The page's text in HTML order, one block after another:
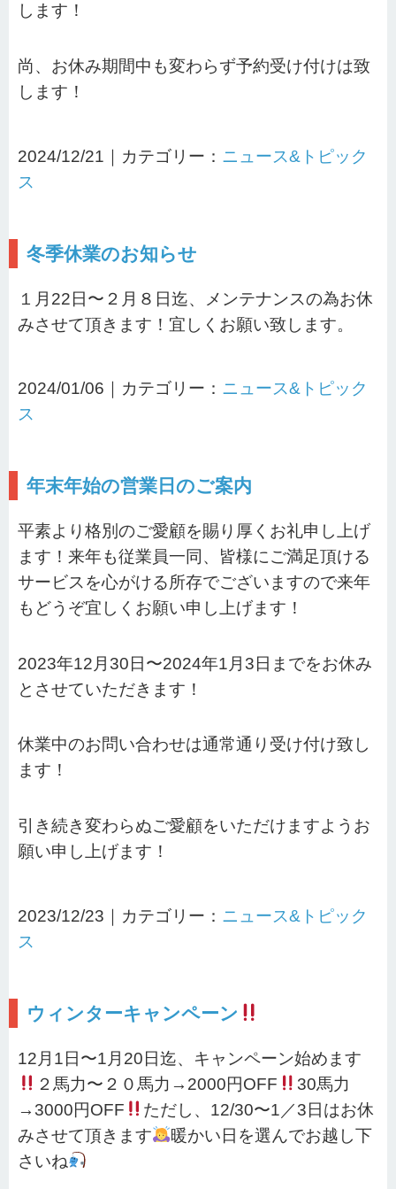
します！
尚、お休み期間中も変わらず予約受け付けは致
します！
2024/12/21｜カテゴリー： ニュース&トピック
ス
冬季休業のお知らせ
１月22日〜２月８日迄、メンテナンスの為お休
みさせて頂きます！宜しくお願い致します。
2024/01/06｜カテゴリー： ニュース&トピック
ス
年末年始の営業日のご案内
平素より格別のご愛顧を賜り厚くお礼申し上げ
ます！来年も従業員一同、皆様にご満足頂ける
サービスを心がける所存でございますので来年
もどうぞ宜しくお願い申し上げます！
2023年12月30日〜2024年1月3日までをお休み
とさせていただきます！
休業中のお問い合わせは通常通り受け付け致し
ます！
引き続き変わらぬご愛顧をいただけますようお
願い申し上げます！
2023/12/23｜カテゴリー： ニュース&トピック
ス
ウィンターキャンペーン
12月1日〜1月20日迄、キャンペーン始めます
２馬力〜２０馬力→2000円OFF
30馬力
→3000円OFF
ただし、12/30〜1／3日はお休
みさせて頂きます
暖かい日を選んでお越し下
さいね